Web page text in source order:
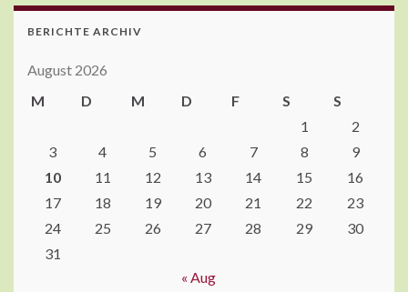
BERICHTE ARCHIV
August 2026
M
D M D F S
S
1
2
3
4 5 6 7 8
9
10
11 12 13 14 15
16
17
18 19 20 21 22
23
24
25 26 27 28 29
30
31
« Aug